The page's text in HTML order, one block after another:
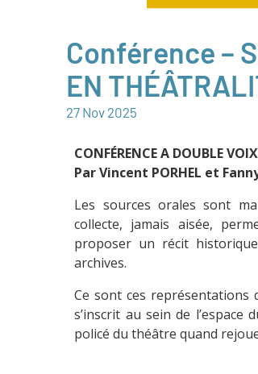
Conférence –
EN
27 Nov 2025
CONFÉRENCE A DOUBLE VOIX
Par Vincent PORHEL et
Les sources orales sont
collecte, jamais aisée,
proposer un récit
archives.
Ce sont ces représentations
s’inscrit au sein de
policé du théâtre quand